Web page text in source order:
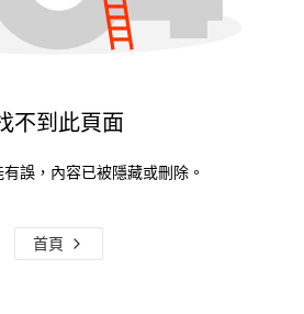
不到此頁面
誤，內容已被隱藏或刪除。
首頁